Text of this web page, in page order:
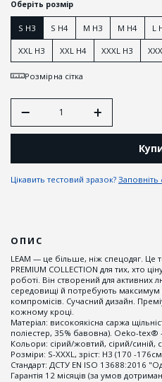
Оберіть розмір
S H3 S H4 M H3 M H4 L
XXL H3 XXL H4 XXXL H3
Розмірна сітка
Цікавить тестовий зразок?
ОПИС
LEAM — це більше, ніж спецодяг. Це
PREMIUM COLLECTION для тих, хто
роботі. Він створений для активних
середовищі й потребують максимум
компромісів. Сучасний дизайн.
кожному кроці.
Матеріал: високоякісна саржа
поліестер, 35% бавовна). Oeko-tex®
Кольори: сірий/жовтий, сірий/синій,
Розміри: S-XXXL, зріст: Н3 (170 -
Стандарт: ДСТУ EN ISO 13688:2016
Гарантія 12 місяців (за умов